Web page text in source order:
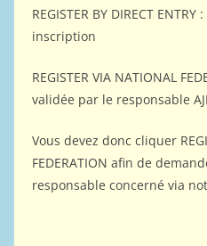
REGISTER BY DIRECT
inscription
REGISTER VIA NATIONAL
validée par le responsable
Vous devez donc cliquer
FEDERATION afin de
responsable concerné via